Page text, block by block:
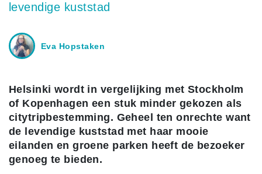
levendige kuststad
Eva Hopstaken
Helsinki wordt in vergelijking met Stockholm
of Kopenhagen een stuk minder gekozen als
citytripbestemming. Geheel ten onrechte want
de levendige kuststad met haar mooie
eilanden en groene parken heeft de bezoeker
genoeg te bieden.